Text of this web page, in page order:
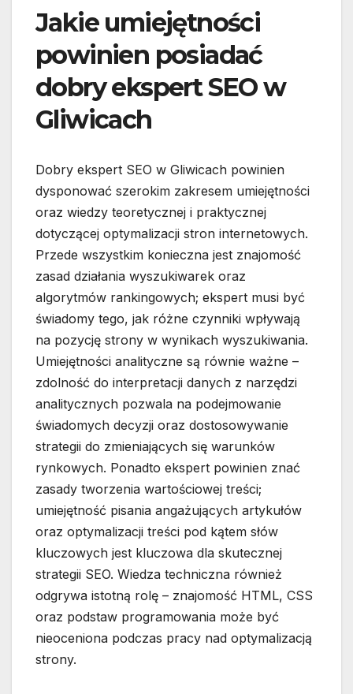
Jakie umiejętności
powinien posiadać
dobry ekspert SEO w
Gliwicach
Dobry ekspert SEO w Gliwicach powinien
dysponować szerokim zakresem umiejętności
oraz wiedzy teoretycznej i praktycznej
dotyczącej optymalizacji stron internetowych.
Przede wszystkim konieczna jest znajomość
zasad działania wyszukiwarek oraz
algorytmów rankingowych; ekspert musi być
świadomy tego, jak różne czynniki wpływają
na pozycję strony w wynikach wyszukiwania.
Umiejętności analityczne są równie ważne –
zdolność do interpretacji danych z narzędzi
analitycznych pozwala na podejmowanie
świadomych decyzji oraz dostosowywanie
strategii do zmieniających się warunków
rynkowych. Ponadto ekspert powinien znać
zasady tworzenia wartościowej treści;
umiejętność pisania angażujących artykułów
oraz optymalizacji treści pod kątem słów
kluczowych jest kluczowa dla skutecznej
strategii SEO. Wiedza techniczna również
odgrywa istotną rolę – znajomość HTML, CSS
oraz podstaw programowania może być
nieoceniona podczas pracy nad optymalizacją
strony.